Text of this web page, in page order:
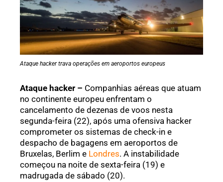
Ataque hacker trava operações em aeroportos europeus
Ataque hacker – Companhias aéreas que atuam
no continente europeu enfrentam o
cancelamento de dezenas de voos nesta
segunda-feira (22), após uma ofensiva hacker
comprometer os sistemas de check-in e
despacho de bagagens em aeroportos de
Bruxelas, Berlim e Londres. A instabilidade
começou na noite de sexta-feira (19) e
madrugada de sábado (20).